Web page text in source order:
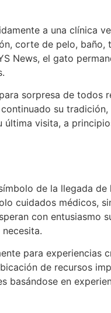
a una clínica
corte de pelo, baño,
News, el gato
sorpresa de todos
su
visita, a
de la llegada
cuidados médicos,
con entusiasmo
para experiencias
de recursos
basándose en